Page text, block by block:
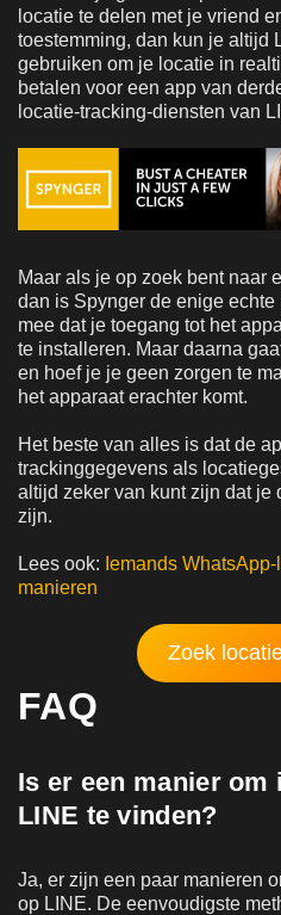
locatie te delen met je vriend
toestemming, dan kun je altijd
gebruiken om je locatie in
betalen voor een app van
locatie-tracking-diensten van
Maar als je op zoek bent naar
dan is Spynger de enige
mee dat je toegang tot het
te installeren. Maar daarna
en hoef je je geen zorgen te
het apparaat erachter komt.
Het beste van alles is dat de
trackinggegevens als
altijd zeker van kunt zijn dat je
zijn.
Lees ook: Iemands
manieren
Zoek
FAQ
Is er een manier om
LINE te vinden?
Ja, er zijn een paar manieren
op LINE. De eenvoudigste